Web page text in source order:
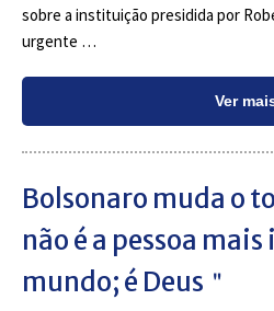
sobre a instituição presidida por
urgente …
Ver
Bolsonaro muda o
não é a pessoa
mundo; é Deus＂